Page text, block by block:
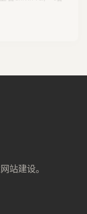
站建设。